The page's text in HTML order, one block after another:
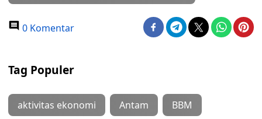
0 Komentar
Tag Populer
aktivitas ekonomi Antam BBM